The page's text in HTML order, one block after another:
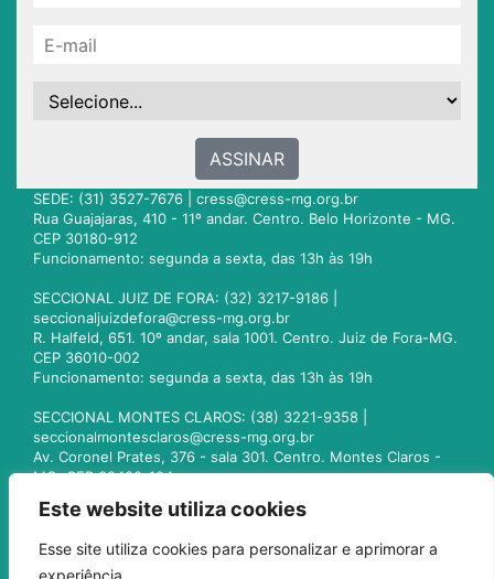
Este website utiliza cookies
Esse site utiliza cookies para personalizar e aprimorar a
experiência.
ASSINAR
SEDE: (31) 3527-7676 | cress@cress-mg.org.br
Rua Guajajaras, 410 - 11º andar. Centro. Belo Horizonte - MG.
CEP 30180-912
Funcionamento: segunda a sexta, das 13h às 19h
SECCIONAL JUIZ DE FORA: (32) 3217-9186 |
seccionaljuizdefora@cress-mg.org.br
R. Halfeld, 651. 10º andar, sala 1001. Centro. Juiz de Fora-MG.
CEP 36010-002
Funcionamento: segunda a sexta, das 13h às 19h
SECCIONAL MONTES CLAROS: (38) 3221-9358 |
seccionalmontesclaros@cress-mg.org.br
Av. Coronel Prates, 376 - sala 301. Centro. Montes Claros -
MG. CEP 39400-104
seccionaluberlandia@cress-mg.org.br